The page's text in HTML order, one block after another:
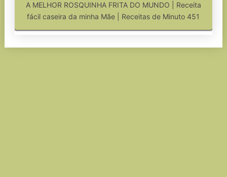
A MELHOR ROSQUINHA FRITA DO MUNDO | Receita
fácil caseira da minha Mãe | Receitas de Minuto 451